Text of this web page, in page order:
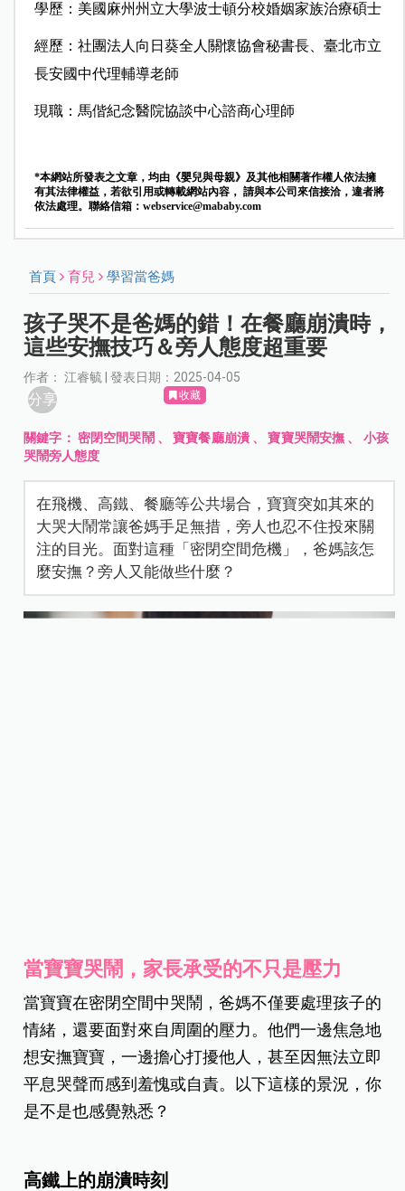
學歷：美國麻州州立大學波士頓分校婚姻家族治療碩士
經歷：社團法人向日葵全人關懷協會秘書長、臺北市立
長安國中代理輔導老師
現職：馬偕紀念醫院協談中心諮商心理師
*本網站所發表之文章，均由《嬰兒與母親》及其他相關著作權人依法擁
有其法律權益，若欲引用或轉載網站內容， 請與本公司來信接洽，違者將
依法處理。聯絡信箱： webservice@mababy.com
首頁 育兒 學習當爸媽
孩子哭不是爸媽的錯！在餐廳崩潰時，
這些安撫技巧＆旁人態度超重要
作者： 江睿毓 | 發表日期：2025-04-05
分享 收藏
關鍵字： 密閉空間哭鬧 、寶寶餐廳崩潰 、寶寶哭鬧安撫 、 小孩
哭鬧旁人態度
在飛機、高鐵、餐廳等公共場合，寶寶突如其來的
大哭大鬧常讓爸媽手足無措，旁人也忍不住投來關
注的目光。面對這種「密閉空間危機」，爸媽該怎
麼安撫？旁人又能做些什麼？
當寶寶哭鬧，家長承受的不只是壓力
當寶寶在密閉空間中哭鬧，爸媽不僅要處理孩子的
情緒，還要面對來自周圍的壓力。他們一邊焦急地
想安撫寶寶，一邊擔心打擾他人，甚至因無法立即
平息哭聲而感到羞愧或自責。以下這樣的景況，你
是不是也感覺熟悉？
高鐵上的崩潰時刻